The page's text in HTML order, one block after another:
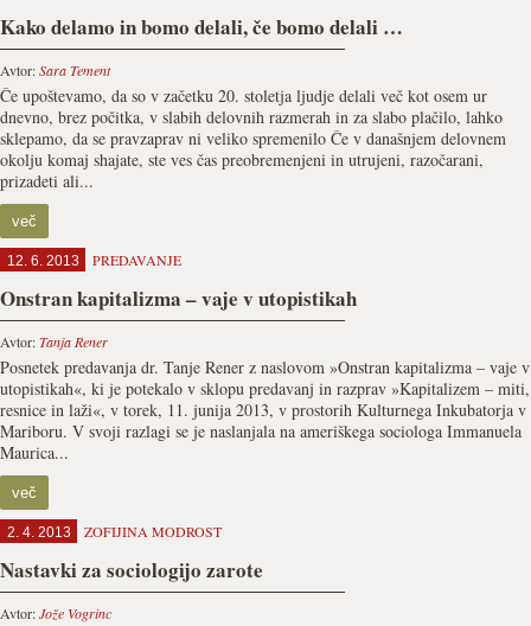
Kako delamo in bomo delali, če bomo delali …
Avtor:Sara Tement
Če upoštevamo, da so v začetku 20. stoletja ljudje delali več kot osem ur
dnevno, brez počitka, v slabih delovnih razmerah in za slabo plačilo, lahko
sklepamo, da se pravzaprav ni veliko spremenilo Če v današnjem delovnem
okolju komaj shajate, ste ves čas preobremenjeni in utrujeni, razočarani,
prizadeti ali...
več
12. 6. 2013 PREDAVANJE
Onstran kapitalizma – vaje v utopistikah
Avtor:Tanja Rener
Posnetek predavanja dr. Tanje Rener z naslovom »Onstran kapitalizma – vaje v
utopistikah«, ki je potekalo v sklopu predavanj in razprav »Kapitalizem – miti,
resnice in laži«, v torek, 11. junija 2013, v prostorih Kulturnega Inkubatorja v
Mariboru. V svoji razlagi se je naslanjala na ameriškega sociologa Immanuela
Maurica...
več
2. 4. 2013 ZOFIJINA MODROST
Nastavki za sociologijo zarote
Avtor:Jože Vogrinc